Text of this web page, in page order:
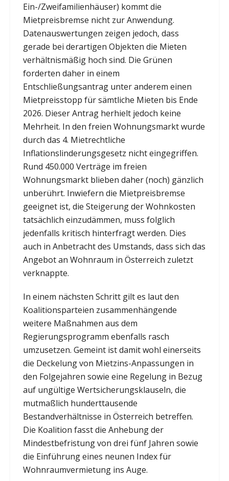
Ein-/Zweifamilienhäuser) kommt die
Mietpreisbremse nicht zur Anwendung.
Datenauswertungen zeigen jedoch, dass
gerade bei derartigen Objekten die Mieten
verhältnismäßig hoch sind. Die Grünen
forderten daher in einem
Entschließungsantrag unter anderem einen
Mietpreisstopp für sämtliche Mieten bis Ende
2026. Dieser Antrag herhielt jedoch keine
Mehrheit. In den freien Wohnungsmarkt wurde
durch das 4. Mietrechtliche
Inflationslinderungsgesetz nicht eingegriffen.
Rund 450.000 Verträge im freien
Wohnungsmarkt blieben daher (noch) gänzlich
unberührt. Inwiefern die Mietpreisbremse
geeignet ist, die Steigerung der Wohnkosten
tatsächlich einzudämmen, muss folglich
jedenfalls kritisch hinterfragt werden. Dies
auch in Anbetracht des Umstands, dass sich das
Angebot an Wohnraum in Österreich zuletzt
verknappte.
In einem nächsten Schritt gilt es laut den
Koalitionsparteien zusammenhängende
weitere Maßnahmen aus dem
Regierungsprogramm ebenfalls rasch
umzusetzen. Gemeint ist damit wohl einerseits
die Deckelung von Mietzins-Anpassungen in
den Folgejahren sowie eine Regelung in Bezug
auf ungültige Wertsicherungsklauseln, die
mutmaßlich hunderttausende
Bestandverhältnisse in Österreich betreffen.
Die Koalition fasst die Anhebung der
Mindestbefristung von drei fünf Jahren sowie
die Einführung eines neunen Index für
Wohnraumvermietung ins Auge.